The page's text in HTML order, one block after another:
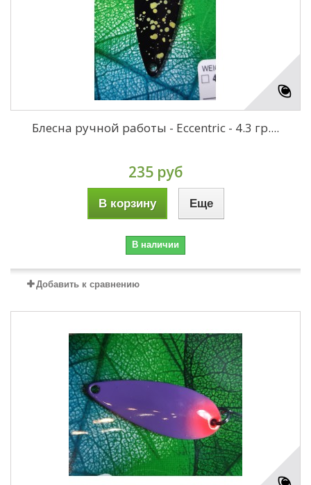
Блесна ручной работы - Eccentric - 4.3 гр....
235 руб
В корзину Еще
В наличии
Добавить к сравнению